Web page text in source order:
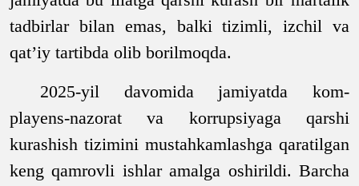
tadbirlar bilan emas, balki tizimli, izchil va
qat’iy tartibda olib borilmoqda.
2025-yil davomida jamiyatda kom-
playens-nazorat va korrupsiyaga qarshi
kurashish tizimini mustahkamlashga qaratilgan
keng qamrovli ishlar amalga oshirildi. Barcha